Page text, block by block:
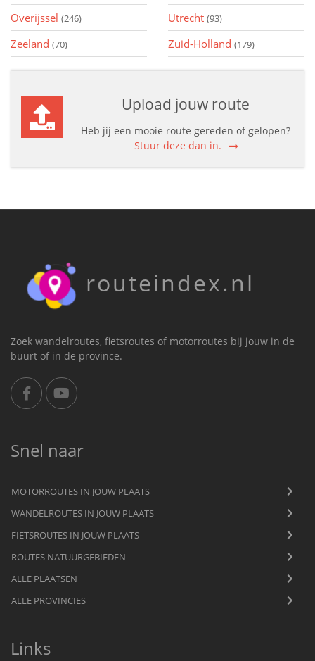
Overijssel (246) Utrecht (93)
Zeeland (70) Zuid-Holland (179)
Upload jouw route
Heb jij een mooie route gereden of gelopen?
Stuur deze dan in.
routeindex.nl
Zoek wandelroutes, fietsroutes of motorroutes bij jouw in de
buurt of in de province.
Snel naar
MOTORROUTES IN JOUW PLAATS
WANDELROUTES IN JOUW PLAATS
FIETSROUTES IN JOUW PLAATS
ROUTES NATUURGEBIEDEN
ALLE PLAATSEN
ALLE PROVINCIES
Links